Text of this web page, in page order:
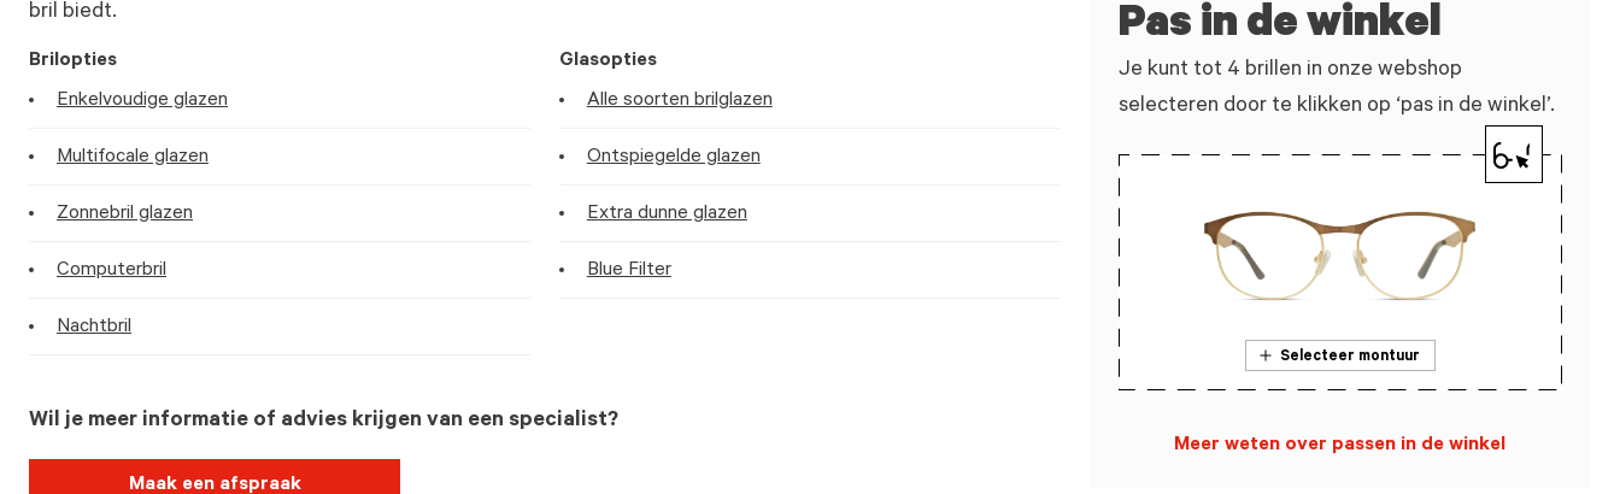
bril biedt.
Brilopties
Enkelvoudige glazen
Multifocale glazen
Zonnebril glazen
Computerbril
Nachtbril
Glasopties
Alle soorten brilglazen
Ontspiegelde glazen
Extra dunne glazen
Blue Filter
Wil je meer informatie of advies krijgen van een specialist?
Maak een afspraak
Pas in de winkel
Je kunt tot 4 brillen in onze webshop
selecteren door te klikken op ‘pas in de winkel’.
Selecteer montuur
Meer weten over passen in de winkel